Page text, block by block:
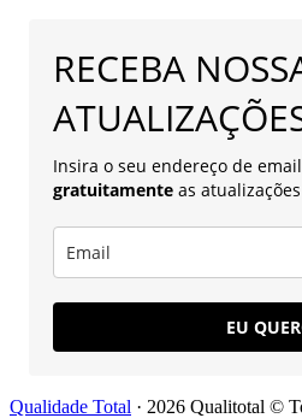
RECEBA
Insira o seu endereço de
gratuitamente as
EU
Qualidade Total · 2026 Qualitotal ©